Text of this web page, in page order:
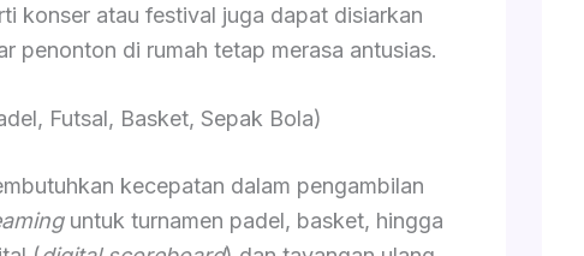
konser atau festival juga dapat disiarkan
penonton di rumah tetap merasa antusias.
Futsal, Basket, Sepak Bola)
kecepatan dalam pengambilan
untuk turnamen padel, basket, hingga